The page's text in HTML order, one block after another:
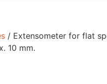
/ Extensometer for flat
10 mm.